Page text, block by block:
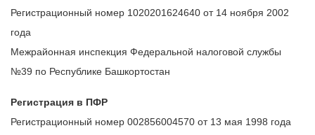
Регистрационный номер 1020201624640 от 14 ноября 2002
года
Межрайонная инспекция Федеральной налоговой службы
№39 по Республике Башкортостан
Регистрация в ПФР
Регистрационный номер 002856004570 от 13 мая 1998 года